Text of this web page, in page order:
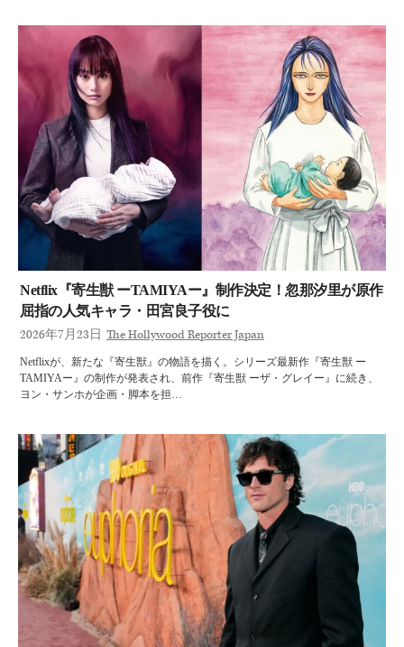
Netflix『寄生獣 ーTAMIYAー』制作決定！忽那汐里が原作
屈指の人気キャラ・田宮良子役に
2026年7月23日 The Hollywood Reporter Japan
Netflixが、新たな『寄生獣』の物語を描く。シリーズ最新作『寄生獣 ー
TAMIYAー』の制作が発表され、前作『寄生獣 ーザ・グレイー』に続き、
ヨン・サンホが企画・脚本を担…